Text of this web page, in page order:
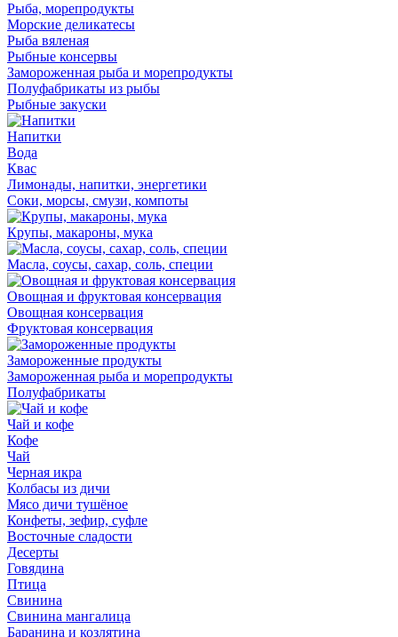
Рыба, морепродукты
Морские деликатесы
Рыба вяленая
Рыбные консервы
Замороженная рыба и морепродукты
Полуфабрикаты из рыбы
Рыбные закуски
Напитки
Вода
Квас
Лимонады, напитки, энергетики
Соки, морсы, смузи, компоты
Крупы, макароны, мука
Масла, соусы, сахар, соль, специи
Овощная и фруктовая консервация
Овощная консервация
Фруктовая консервация
Замороженные продукты
Замороженная рыба и морепродукты
Полуфабрикаты
Чай и кофе
Кофе
Чай
Черная икра
Колбасы из дичи
Мясо дичи тушёное
Конфеты, зефир, суфле
Восточные сладости
Десерты
Говядина
Птица
Свинина
Свинина мангалица
Баранина и козлятина